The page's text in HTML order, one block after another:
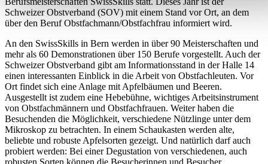
Schweizer Obstverband (SOV) mit einem Stand vor Ort, an dem
über den Beruf Obstfachmann/Obstfachfrau informiert wird.
An den SwissSkills in Bern werden in über 90 Meisterschaften und
mehr als 60 Demonstrationen über 150 Berufe vorgestellt. Auch der
Schweizer Obstverband gibt am Informationsstand in der Halle 14
einen interessanten Einblick in die Arbeit von Obstfachleuten. Vor
Ort findet sich eine Anlage mit Apfelbäumen und Beeren.
Ausgestellt ist zudem eine Hebebühne, wichtiges Arbeitsinstrument
von Obstfachmännern und Obstfachfrauen. Weiter haben die
Besuchenden die Möglichkeit, verschiedene Nützlinge unter dem
Mikroskop zu betrachten. In einem Schaukasten werden alte,
beliebte und robuste Apfelsorten gezeigt. Und natürlich darf auch
probiert werden: Bei einer Degustation von verschiedenen, auch